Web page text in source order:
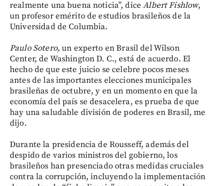
realmente una buena noticia”, diceAlbert Fishlow,
un profesor emérito de estudios brasileños de la
Universidad de Columbia.
Paulo Sotero, un experto en Brasil del Wilson
Center, de Washington D. C., está de acuerdo. El
hecho de que este juicio se celebre pocos meses
antes de las importantes elecciones municipales
brasileñas de octubre, y en un momento en que la
economía del país se desacelera, es prueba de que
hay una saludable división de poderes en Brasil, me
dijo.
Durante la presidencia de Rousseff, además del
despido de varios ministros del gobierno, los
brasileños han presenciado otras medidas cruciales
contra la corrupción, incluyendo la implementación